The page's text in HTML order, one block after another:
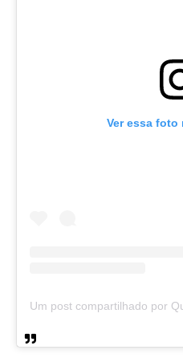
Ver essa foto
Um post compartilhado por